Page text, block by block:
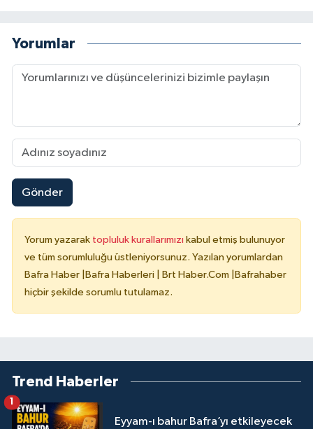
Yorumlar
Gönder
Yorum yazarak topluluk kurallarımızı kabul etmiş bulunuyor
ve tüm sorumluluğu üstleniyorsunuz. Yazılan yorumlardan
Bafra Haber |Bafra Haberleri | Brt Haber.Com |Bafrahaber
hiçbir şekilde sorumlu tutulamaz.
Trend Haberler
Eyyam-ı bahur Bafra’yı etkileyecek
1